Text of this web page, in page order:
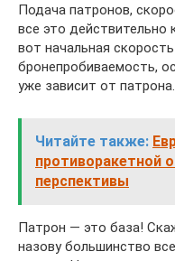
Подача патронов,
все это действительно
вот начальная
бронепробиваемость,
уже зависит от патрона.
Читайте также:
противоракетной
перспективы
Патрон — это база!
назову большинство